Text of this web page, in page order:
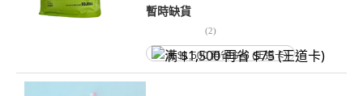
暫時缺貨
(2)
满 $1,500 再省 $75 (王道卡)